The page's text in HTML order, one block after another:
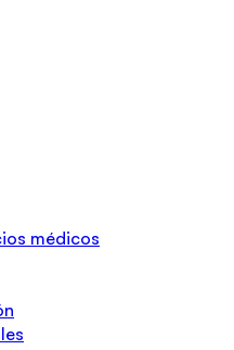
médicos